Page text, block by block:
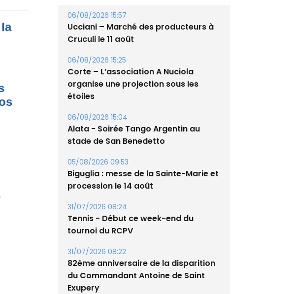
06/08/2026 15:57
Ucciani – Marché des producteurs à
Cruculi le 11 août
06/08/2026 15:25
Corte – L’association A Nuciola
organise une projection sous les
étoiles
06/08/2026 15:04
Alata - Soirée Tango Argentin au
stade de San Benedetto
05/08/2026 09:53
Biguglia : messe de la Sainte-Marie et
procession le 14 août
31/07/2026 08:24
Tennis - Début ce week-end du
tournoi du RCPV
31/07/2026 08:22
82ème anniversaire de la disparition
du Commandant Antoine de Saint
Exupery